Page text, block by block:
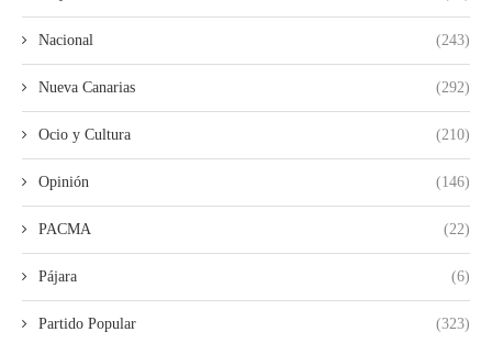
Nacional (243)
Nueva Canarias (292)
Ocio y Cultura (210)
Opinión (146)
PACMA (22)
Pájara (6)
Partido Popular (323)